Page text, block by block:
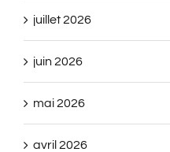
juillet 2026
juin 2026
mai 2026
avril 2026